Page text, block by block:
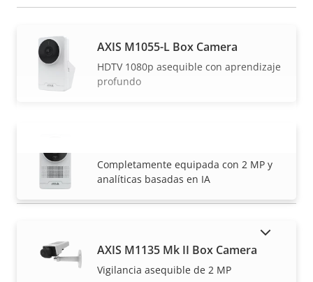
VISUALIZAR MÁS
AXIS M1055-L Box Camera
HDTV 1080p asequible con aprendizaje
profundo
Completamente equipada con 2 MP y
analíticas basadas en IA
AXIS M1135 Mk II Box Camera
Vigilancia asequible de 2 MP